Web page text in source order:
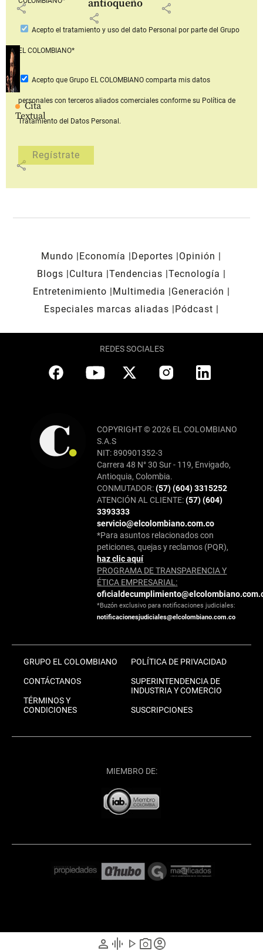
person graphic_eq play_arrow photo_cameraaccount_circle
share
antioqueño
share
share
Cita
Textual
share
Acepto el tratamiento y uso del dato Personal por parte del Grupo
EL COLOMBIANO*
Acepto que Grupo EL COLOMBIANOcomparta mis datos
personales con terceros aliados comerciales conforme su Política de
Tratamiento del Datos Personal.
Mundo Economía Deportes
Opinión
Blogs
Cultura Tendencias Tecnología
Entretenimiento
Multimedia
Generación
Especiales marcas aliadas
Pódcast
REDES SOCIALES
COPYRIGHT © 2026 EL COLOMBIANO
S.A.S
NIT: 890901352-3
Carrera 48 N° 30 Sur - 119, Envigado,
Antioquia, Colombia.
CONMUTADOR:(57) (604) 3315252
ATENCIÓN AL CLIENTE:(57) (604)
3393333
servicio@elcolombiano.com.co
*Para asuntos relacionados con
peticiones, quejas y reclamos (PQR),
haz clic aquí
PROGRAMA DE TRANSPARENCIA Y
ÉTICA EMPRESARIAL:
*Buzón exclusivo para notificaciones judiciales:
notificacionesjudiciales@elcolombiano.com.co
GRUPO EL COLOMBIANO
CONTÁCTANOS
TÉRMINOS Y
CONDICIONES
POLÍTICA DE PRIVACIDAD
SUPERINTENDENCIA DE
INDUSTRIA Y COMERCIO
SUSCRIPCIONES
MIEMBRO DE: